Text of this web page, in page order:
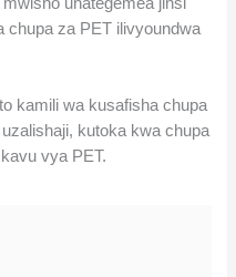
chupa za PET ilivyoundwa
kamili wa kusafisha chupa
kutoka kwa chupa
vya PET.